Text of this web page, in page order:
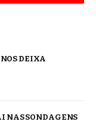
DEIXA
NAS SONDAGENS